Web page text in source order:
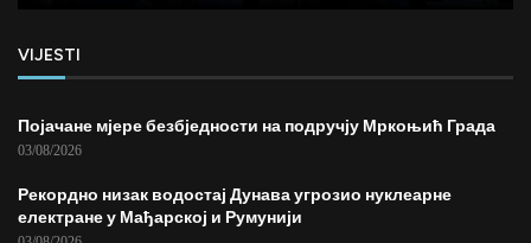
VIJESTI
Појачане мјере безбједности на подручју Мркоњић Града
03/08/2026
Рекордно низак водостај Дунава угрозио нуклеарне
електране у Мађарској и Румунији